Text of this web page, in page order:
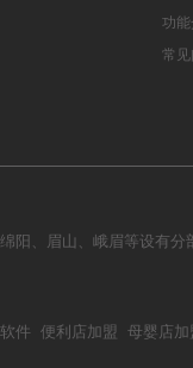
功
常
阳、眉山、峨眉等设有
件 便利店加盟 母婴店